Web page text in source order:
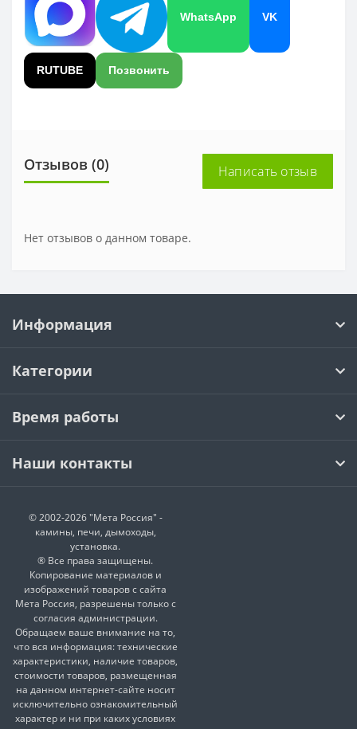
WhatsApp VK
RUTUBE Позвонить
Отзывов (0) Написать отзыв
Нет отзывов о данном товаре.
Информация
Категории
Время работы
Наши контакты
© 2002-2026 "Мета Россия" -
камины, печи, дымоходы,
установка.
® Все права защищены.
Копирование материалов и
изображений товаров с сайта
Мета Россия, разрешены только с
согласия администрации.
Обращаем ваше внимание на то,
что вся информация: технические
характеристики, наличие товаров,
стоимости товаров, размещенная
на данном интернет-сайте носит
исключительно ознакомительный
характер и ни при каких условиях